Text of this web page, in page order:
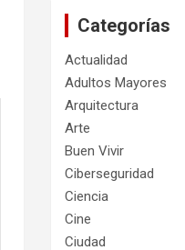
Categorías
Actualidad
Adultos Mayores
Arquitectura
Arte
Buen Vivir
Ciberseguridad
Ciencia
Cine
Ciudad